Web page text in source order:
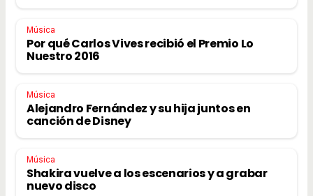
Música
Por qué Carlos Vives recibió el Premio Lo
Nuestro 2016
Música
Alejandro Fernández y su hija juntos en
canción de Disney
Música
Shakira vuelve a los escenarios y a grabar
nuevo disco